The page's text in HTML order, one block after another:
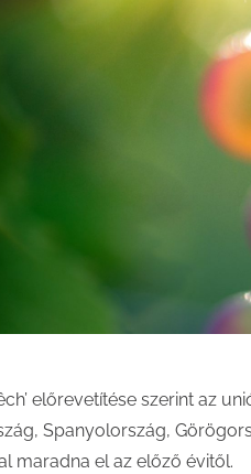
előrevetítése szerint az
Spanyolország,
maradna el az előző évitől.